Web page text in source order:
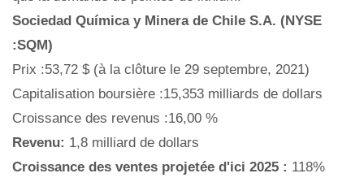
Sociedad Química y Minera de Chile S.A. (NYSE
:SQM)
Prix ​​:53,72 $ (à la clôture le 29 septembre, 2021)
Capitalisation boursière :15,353 milliards de dollars
Croissance des revenus :16,00 %
Revenu: 1,8 milliard de dollars
Croissance des ventes projetée d'ici 2025 : 118%